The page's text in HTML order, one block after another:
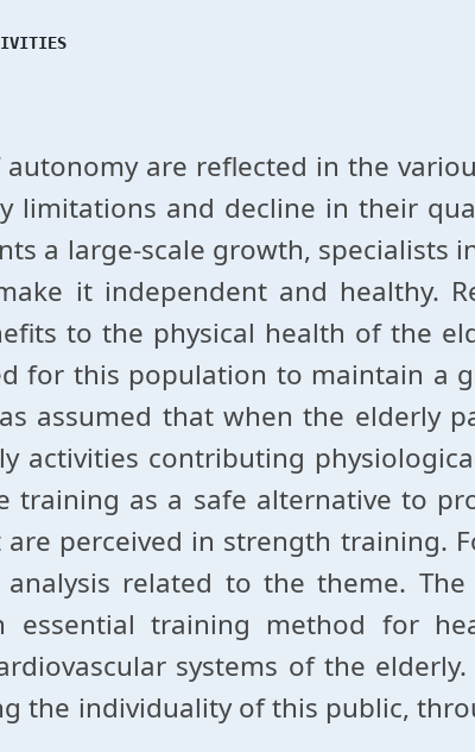
are reflected in the
limitations and decline in their
a large-scale growth, specialists
it independent and healthy.
to the physical health of the
for this population to maintain a
assumed that when the elderly
activities contributing
training as a safe alternative to
perceived in strength training.
related to the theme.
essential training method for
systems of the
the individuality of this public,